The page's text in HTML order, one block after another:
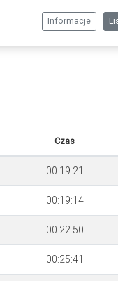
Informacje
Czas
00:19:21
00:19:14
00:22:50
00:25:41